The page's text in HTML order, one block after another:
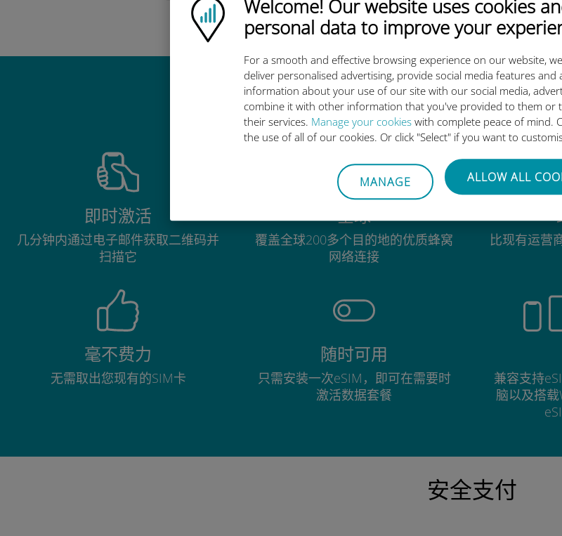
Ubigi logo
Welcome! Our website uses cookies
personal data to improve your
For a smooth and effective browsing experience on our website,
deliver personalised advertising, provide social media features and
information about your use of our site with our social media,
combine it with other information that you've provided to them or
their services. Manage your cookies with complete peace of mind.
the use of all of our cookies. Or click "Select" if you want to
MANAGE ALLOW ALL
快点！
简单！
为什么Ubigi国际eSIM
即时激活
几分钟内通过电子邮件获取二维码并
扫描它
全球
覆盖全球200多个目的地的优质蜂窝
网络连接
比现有运营
毫不费力
无需取出您现有的SIM卡
随时可用
只需安装一次eSIM，即可在需要时
激活数据套餐
兼容支持
脑以及搭
安全支付